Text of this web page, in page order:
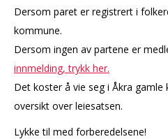
Dersom paret er registrert i
kommune.
Dersom ingen av partene er
innmelding, trykk her.
Det koster å vie seg i Åkra
oversikt over leiesatsen.
Lykke til med forberedelsene!